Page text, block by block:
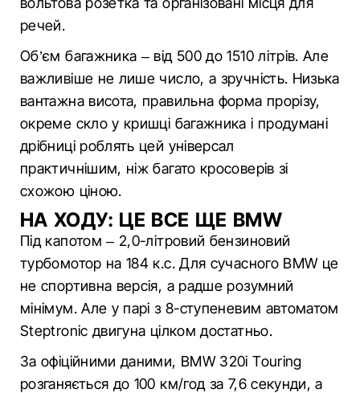
речей.
Об’єм багажника – від 500 до 1510 літрів. Але
важливіше не лише число, а зручність. Низька
вантажна висота, правильна форма прорізу,
окреме скло у кришці багажника і продумані
дрібниці роблять цей універсал
практичнішим, ніж багато кросоверів зі
схожою ціною.
НА ХОДУ: ЦЕ ВСЕ ЩЕ BMW
Під капотом – 2,0-літровий бензиновий
турбомотор на 184 к.с. Для сучасного BMW це
не спортивна версія, а радше розумний
мінімум. Але у парі з 8-ступеневим автоматом
Steptronic двигуна цілком достатньо.
За офіційними даними, BMW 320i Touring
розганяється до 100 км/год за 7,6 секунди, а